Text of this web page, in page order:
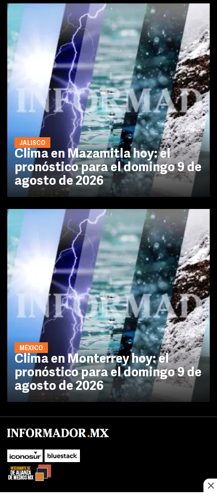
JALISCO
Clima en Mazamitla hoy: el
pronóstico para el domingo 9 de
agosto de 2026
MÉXICO
Clima en Monterrey hoy: el
pronóstico para el domingo 9 de
agosto de 2026